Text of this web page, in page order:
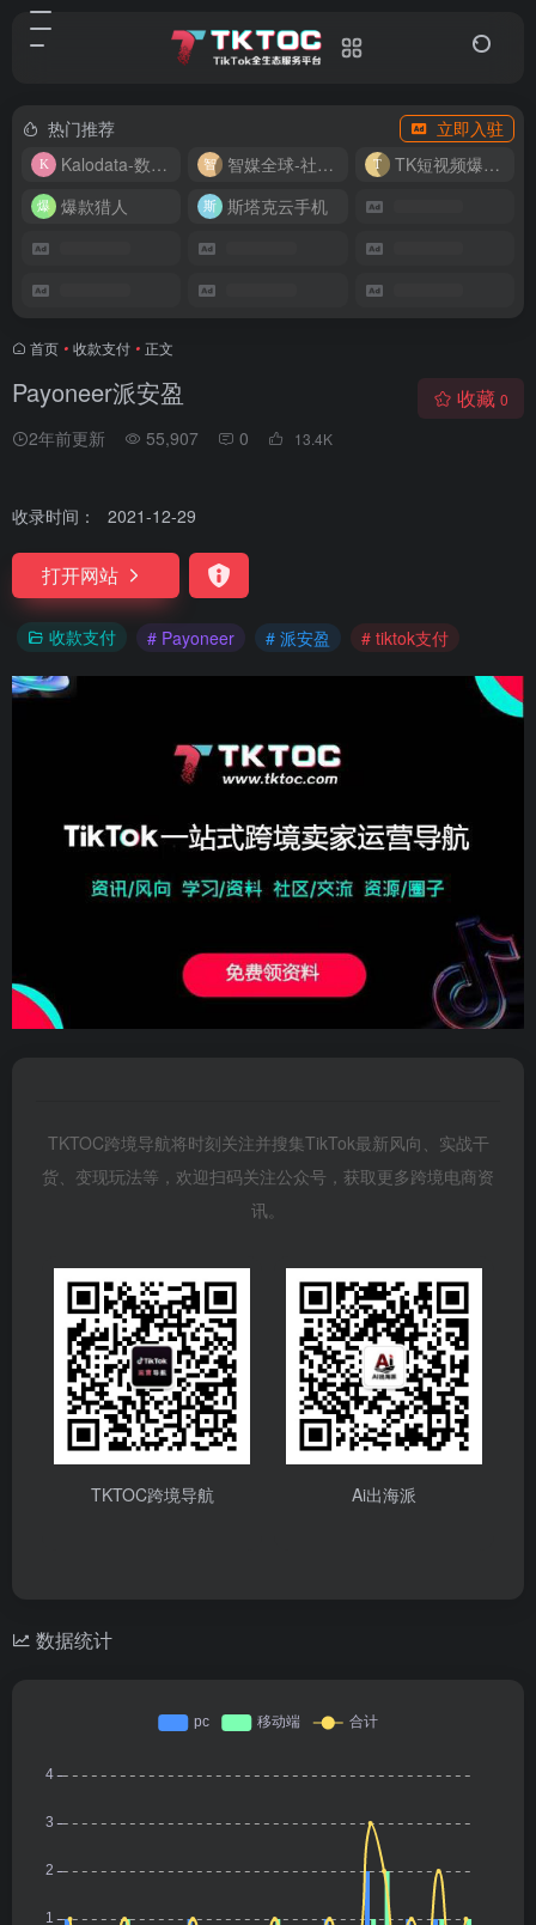
热门推荐
立即入驻
Kalodata-数据分析平台
智媒全球-社媒管理平台
TK短视频爆款复刻
爆款猎人
斯塔克云手机
首页 • 收款支付 • 正文
Payoneer派安盈
2年前更新 55,907 0 13.4K
收藏 0
收录时间： 2021-12-29
打开网站
收款支付 # Payoneer # 派安盈 # tiktok支付
TKTOC跨境导航将时刻关注并搜集TikTok最新风向、实战干
货、变现玩法等，欢迎扫码关注公众号，获取更多跨境电商资
讯。
TKTOC跨境导航 Ai出海派
数据统计